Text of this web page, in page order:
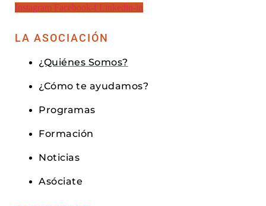
Instagram Facebook-f Linkedin-in
LA ASOCIACIÓN
¿Quiénes Somos?
¿Cómo te ayudamos?
Programas
Formación
Noticias
Asóciate